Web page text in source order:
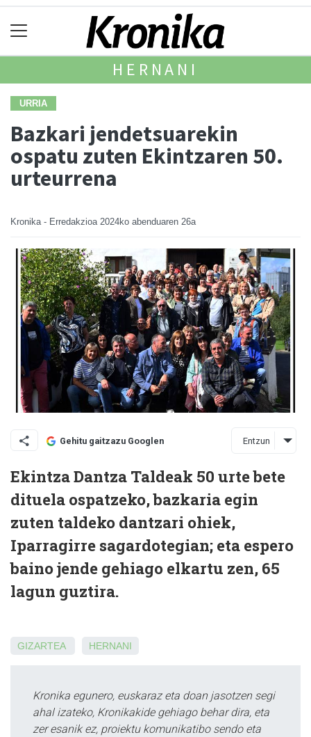
HERNANI
URRIA
Bazkari jendetsuarekin
ospatu zuten Ekintzaren 50.
urteurrena
Kronika - Erredakzioa 2024ko abenduaren 26a
Gehitu gaitzazu Googlen Entzun
Ekintza Dantza Taldeak 50 urte bete
dituela ospatzeko, bazkaria egin
zuten taldeko dantzari ohiek,
Iparragirre sagardotegian; eta espero
baino jende gehiago elkartu zen, 65
lagun guztira.
GIZARTEA HERNANI
Kronika egunero, euskaraz eta doan jasotzen segi
ahal izateko, Kronikakide gehiago behar dira, eta
zer esanik ez, proiektu komunikatibo sendo eta